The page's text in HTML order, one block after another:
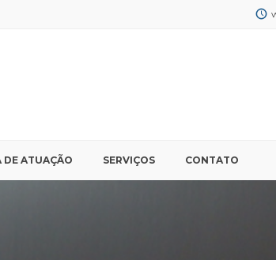
DE ATUAÇÃO SERVIÇOS CONTATO